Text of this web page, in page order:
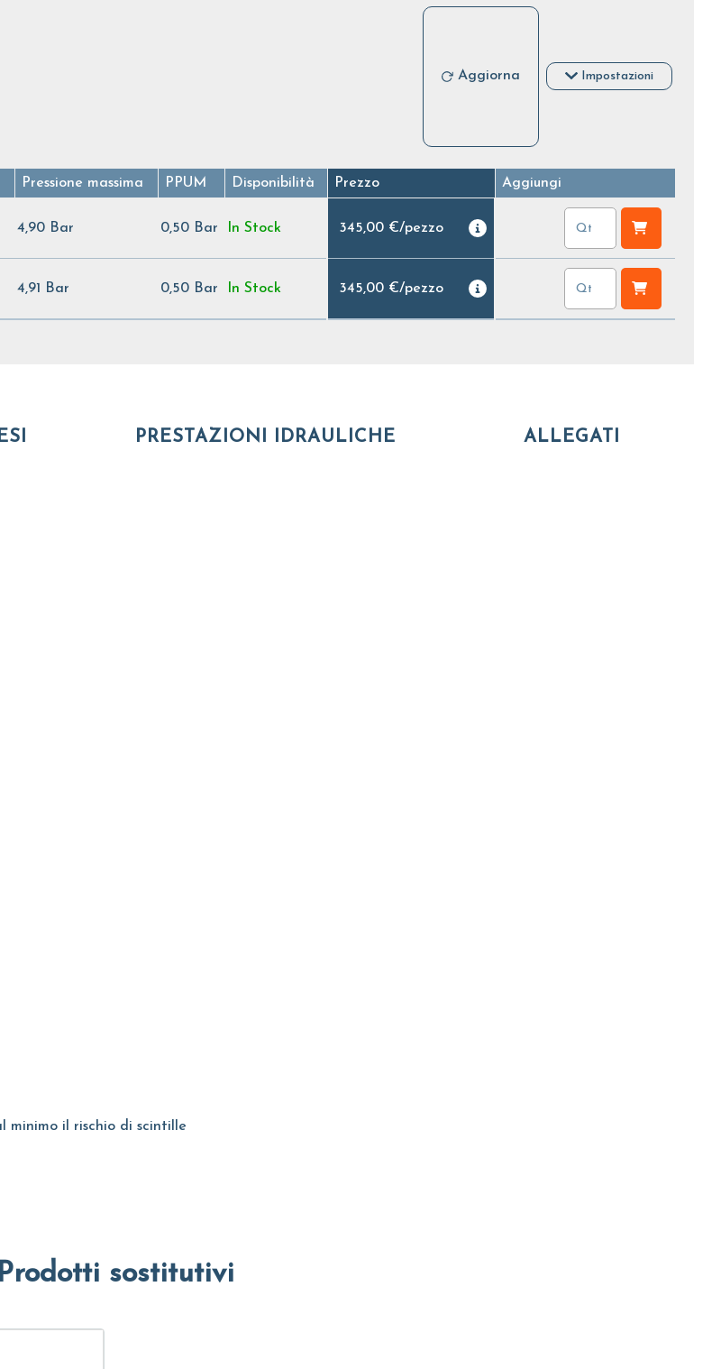
Aggiorna Impostazioni
Pressione massima PPUM Disponibilità Prezzo Aggiungi
4,90 Bar 0,50 Bar In Stock 345,00 €/pezzo
4,91 Bar 0,50 Bar In Stock 345,00 €/pezzo
PRESTAZIONI IDRAULICHE ALLEGATI
il rischio di scintille
Prodotti sostitutivi